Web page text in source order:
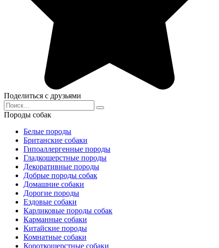
Поделиться с друзьями
Search
for:
Породы собак
Белые породы
Британские собаки
Гипоаллергенные породы
Гладкошерстные породы
Декоративные породы
Добрые породы собак
Домашние собаки
Дорогие породы
Ездовые собаки
Карликовые породы собак
Карманные собаки
Китайские породы
Комнатные собаки
Короткошерстные собаки